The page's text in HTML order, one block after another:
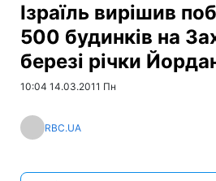
Ізраїль вирішив
500 будинків на
березі річки
10:04 14.03.2011 Пн
RBC.UA